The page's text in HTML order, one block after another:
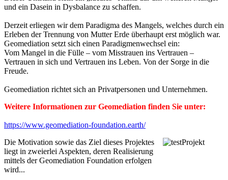
und ein Dasein in Dysbalance zu schaffen.
Derzeit erliegen wir dem Paradigma des Mangels, welches durch ein
Erleben der Trennung von Mutter Erde überhaupt erst möglich war.
Geomediation setzt sich einen Paradigmenwechsel ein:
Vom Mangel in die Fülle – vom Misstrauen ins Vertrauen –
Vertrauen in sich und Vertrauen ins Leben. Von der Sorge in die
Freude.
Geomediation richtet sich an Privatpersonen und Unternehmen.
Weitere Informationen zur Geomediation finden Sie unter:
https://www.geomediation-foundation.earth/
Die Motivation sowie das Ziel dieses Projektes
liegt in zweierlei Aspekten, deren Realisierung
mittels der Geomediation Foundation erfolgen
wird...